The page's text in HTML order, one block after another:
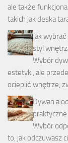
ale także
takich jak deska
Jak
styl
Wybór
estetyki, ale
ocieplić wnętrze,
Dywan a
Wybór
to, jak odczuwasz